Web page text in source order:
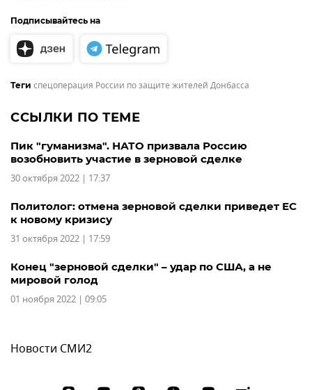
Подписывайтесь на
Теги спецоперация России по защите жителей Донбасса
ССЫЛКИ ПО ТЕМЕ
Пик "гуманизма". НАТО призвала Россию
возобновить участие в зерновой сделке
30 октября 2022 | 17:37
Политолог: отмена зерновой сделки приведет ЕС
к новому кризису
31 октября 2022 | 17:59
Конец "зерновой сделки" – удар по США, а не
мировой голод
01 ноября 2022 | 09:05
Новости СМИ2